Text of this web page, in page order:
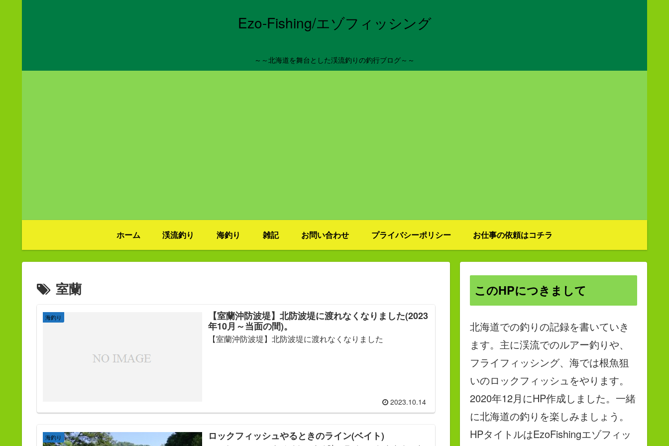
Ezo-Fishing/エゾフィッシング
～～北海道を舞台とした渓流釣りの釣行ブログ～～
ホーム 渓流釣り 海釣り 雑記 お問い合わせ プライバシーポリシー お仕事の依頼はコチラ
室蘭
海釣り
【室蘭沖防波堤】北防波堤に渡れなくなりました(2023
年10月～当面の間)。
【室蘭沖防波堤】北防波堤に渡れなくなりました
2023.10.14
海釣り ロックフィッシュやるときのライン(ベイト)
このHPにつきまして
北海道での釣りの記録を書いていき
ます。主に渓流でのルアー釣りや、
フライフィッシング、海では根魚狙
いのロックフィッシュをやります。
2020年12月にHP作成しました。一緒
に北海道の釣りを楽しみましょう。
HPタイトルはEzoFishingエゾフィッ